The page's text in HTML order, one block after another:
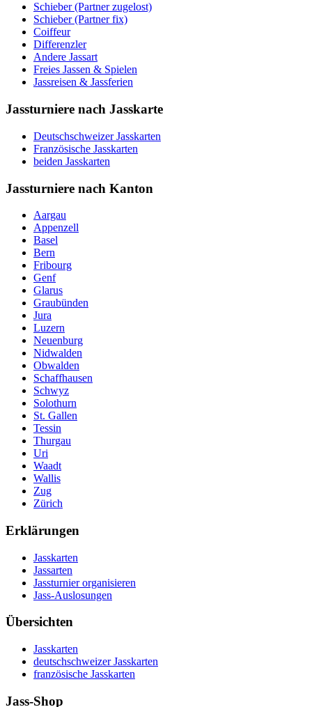
Schieber (Partner zugelost)
Schieber (Partner fix)
Coiffeur
Differenzler
Andere Jassart
Freies Jassen & Spielen
Jassreisen & Jassferien
Jassturniere nach Jasskarte
Deutschschweizer Jasskarten
Französische Jasskarten
beiden Jasskarten
Jassturniere nach Kanton
Aargau
Appenzell
Basel
Bern
Fribourg
Genf
Glarus
Graubünden
Jura
Luzern
Neuenburg
Nidwalden
Obwalden
Schaffhausen
Schwyz
Solothurn
St. Gallen
Tessin
Thurgau
Uri
Waadt
Wallis
Zug
Zürich
Erklärungen
Jasskarten
Jassarten
Jassturnier organisieren
Jass-Auslosungen
Übersichten
Jasskarten
deutschschweizer Jasskarten
französische Jasskarten
Jass-Shop